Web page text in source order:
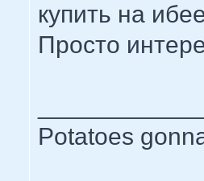
купить на
Просто
Potatoes